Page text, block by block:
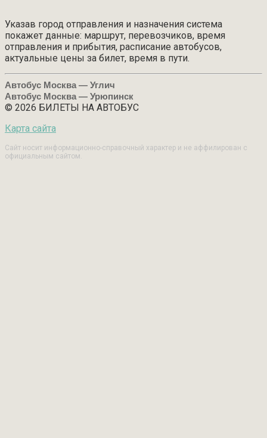
Указав город отправления и назначения система
покажет данные: маршрут, перевозчиков, время
отправления и прибытия, расписание автобусов,
актуальные цены за билет, время в пути.
Автобус Москва — Углич
Автобус Москва — Урюпинск
© 2026 БИЛЕТЫ НА АВТОБУС
Карта сайта
Сайт носит информационно-справочный характер и не аффилирован с
официальным сайтом.